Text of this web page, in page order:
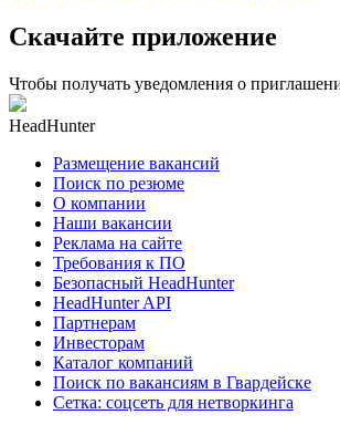
Скачайте приложение
Чтобы получать уведомления о
HeadHunter
Размещение вакансий
Поиск по резюме
О компании
Наши вакансии
Реклама на сайте
Требования к ПО
Безопасный HeadHunter
HeadHunter API
Партнерам
Инвесторам
Каталог компаний
Поиск по вакансиям в Гвардейске
Сетка: соцсеть для нетворкинга